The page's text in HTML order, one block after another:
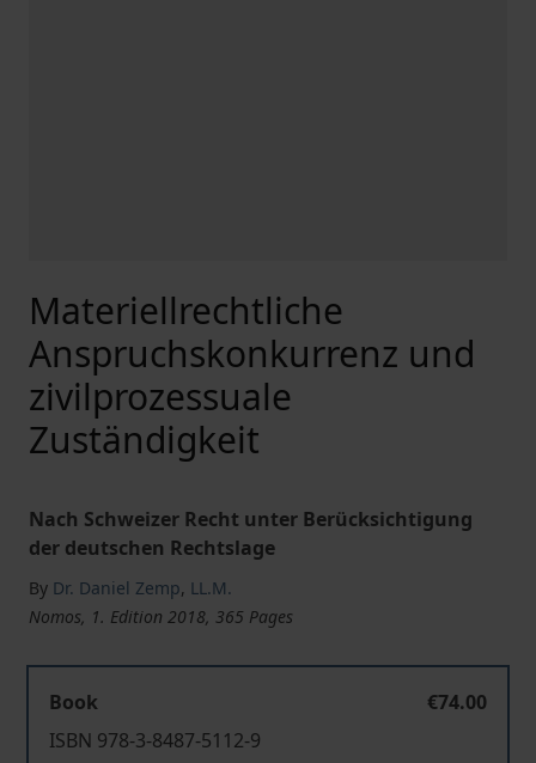
Materiellrechtliche
Anspruchskonkurrenz und
zivilprozessuale
Zuständigkeit
Nach Schweizer Recht unter Berücksichtigung
der deutschen Rechtslage
By Dr. Daniel Zemp, LL.M.
Nomos, 1. Edition 2018, 365 Pages
Book
€74.00
ISBN 978-3-8487-5112-9